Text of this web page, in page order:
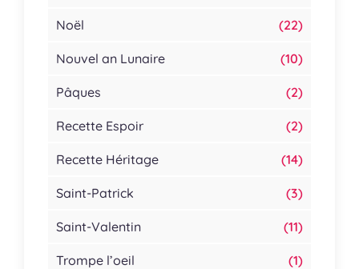
Noël (22)
Nouvel an Lunaire (10)
Pâques (2)
Recette Espoir (2)
Recette Héritage (14)
Saint-Patrick (3)
Saint-Valentin (11)
Trompe l’oeil (1)